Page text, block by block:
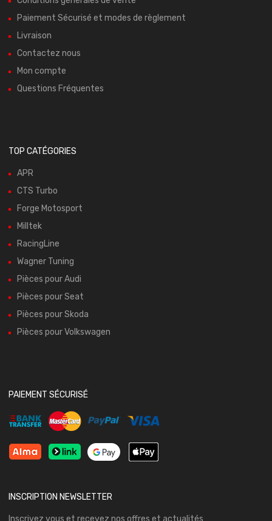
Paiement Sécurisé et modes de règlement
Livraison
Contactez nous
Mon compte
Questions Fréquentes
TOP CATÉGORIES
APR
CTS Turbo
Forge Motosport
Milltek
RacingLine
Wagner Tuning
Pièces pour Audi
Pièces pour Seat
Pièces pour Skoda
Pièces pour Volkswagen
PAIEMENT SÉCURISÉ
INSCRIPTION NEWSLETTER
Inscrivez vous et recevez nos offres et actualités